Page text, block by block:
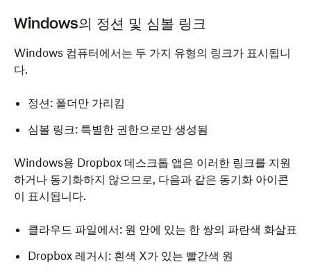
Windows의 정션 및 심볼 링크
Windows 컴퓨터에서는 두 가지 유형의 링크가 표시됩니
다.
정션: 폴더만 가리킴
심볼 링크: 특별한 권한으로만 생성됨
Windows용 Dropbox 데스크톱 앱은 이러한 링크를 지원
하거나 동기화하지 않으므로, 다음과 같은 동기화 아이콘
이 표시됩니다.
클라우드 파일에서: 원 안에 있는 한 쌍의 파란색 화살표
Dropbox 레거시: 흰색 X가 있는 빨간색 원